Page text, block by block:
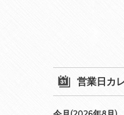
営業日カ